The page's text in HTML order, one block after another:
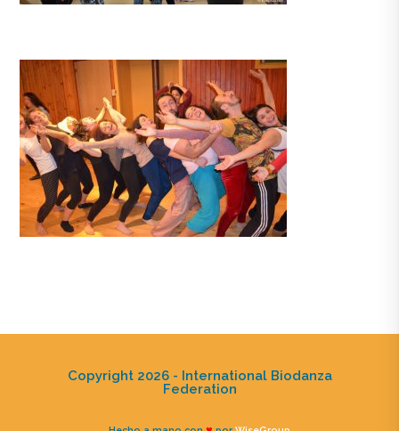
Copyright 2026 - International Biodanza
Federation